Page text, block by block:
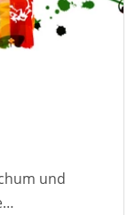
und